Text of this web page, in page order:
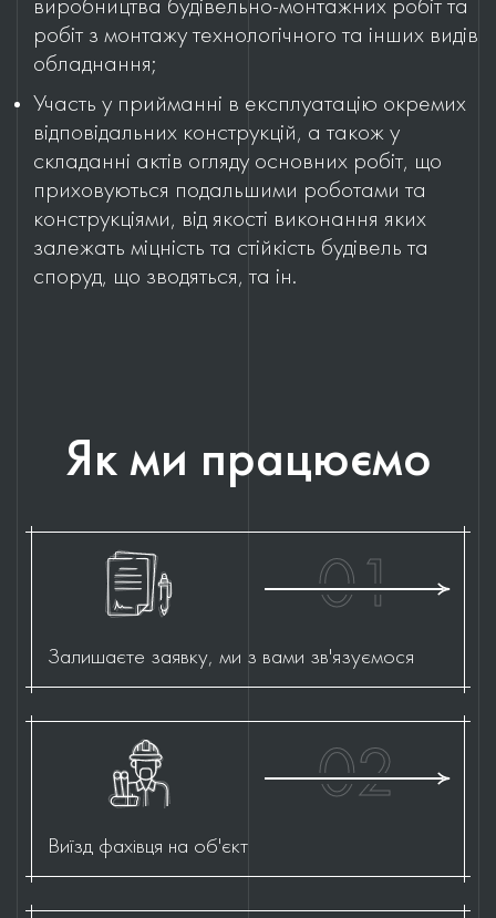
виробництва будівельно-монтажних робіт та
робіт з монтажу технологічного та інших видів
обладнання;
Участь у прийманні в експлуатацію окремих
відповідальних конструкцій, а також у
складанні актів огляду основних робіт, що
приховуються подальшими роботами та
конструкціями, від якості виконання яких
залежать міцність та стійкість будівель та
споруд, що зводяться, та ін.
Як ми працюємо
01
Залишаєте заявку, ми з вами зв'язуємося
02
Виїзд фахівця на об'єкт